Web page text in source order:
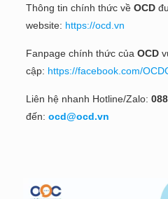
Thông tin chính thức về OCD
website: https://ocd.vn
Fanpage chính thức của OCD
cập: https://facebook.com/
Liên hệ nhanh Hotline/Zalo:
đến: ocd@ocd.vn